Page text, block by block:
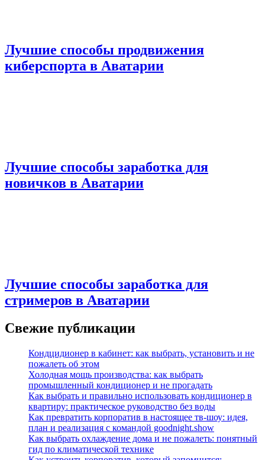
Лучшие способы продвижения
киберспорта в Аватарии
Лучшие способы заработка для
новичков в Аватарии
Лучшие способы заработка для
стримеров в Аватарии
Свежие публикации
Кондцидионер в кабинет: как выбрать, установить и не
пожалеть об этом
Холодная мощь производства: как выбрать
промышленный кондиционер и не прогадать
Как выбрать и правильно использовать кондиционер в
квартиру: практическое руководство без воды
Как превратить корпоратив в настоящее тв-шоу: идея,
план и реализация с командой goodnight.show
Как выбрать охлаждение дома и не пожалеть: понятный
гид по климатической технике